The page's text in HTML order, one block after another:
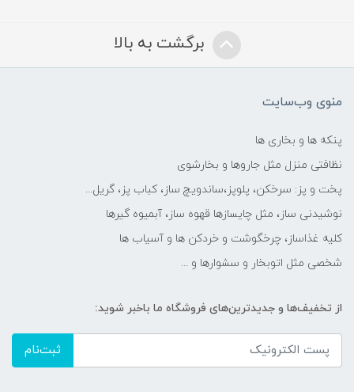
برگشت به بالا
منوی وب‌سایت
پنکه ها و بخاری ها
نظافتی منزل مثل جاروها و بخارشوی
پخت و پز: سرخکن، پلوپز،ساندویچ ساز، کباب پز، گریل...
نوشیدنی ساز، مثل چایسازها قهوه ساز، آبمیوه گیرها
کلیه غذاساز، چرخگوشت و خردکن ها و آسیاب ها
شخصی مثل اتوبخار و سشوارها و ...
از تخفیف‌ها و جدیدترین‌های فروشگاه ما باخبر شوید:
ثبت‌نام